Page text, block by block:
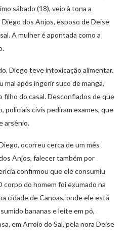
sábado (18), veio à tona a
dos Anjos, esposo de Deise
A mulher é apontada como a
Diego teve intoxicação alimentar.
mal após ingerir suco de manga,
filho do casal. Desconfiados de que
policiais civis pediram exames, que
arsênio.
ocorreu cerca de um mês
Anjos, falecer também por
confirmou que ele consumiu
corpo do homem foi exumado na
cidade de Canoas, onde ele está
bananas e leite em pó,
em Arroio do Sal, pela nora Deise